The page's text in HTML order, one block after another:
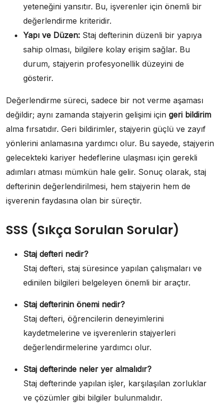
yeteneğini yansıtır. Bu, işverenler için önemli bir
değerlendirme kriteridir.
Yapı ve Düzen: Staj defterinin düzenli bir yapıya
sahip olması, bilgilere kolay erişim sağlar. Bu
durum, stajyerin profesyonellik düzeyini de
gösterir.
Değerlendirme süreci, sadece bir not verme aşaması
değildir; aynı zamanda stajyerin gelişimi için geri bildirim
alma fırsatıdır. Geri bildirimler, stajyerin güçlü ve zayıf
yönlerini anlamasına yardımcı olur. Bu sayede, stajyerin
gelecekteki kariyer hedeflerine ulaşması için gerekli
adımları atması mümkün hale gelir. Sonuç olarak, staj
defterinin değerlendirilmesi, hem stajyerin hem de
işverenin faydasına olan bir süreçtir.
SSS (Sıkça Sorulan Sorular)
Staj defteri nedir?
Staj defteri, staj süresince yapılan çalışmaları ve
edinilen bilgileri belgeleyen önemli bir araçtır.
Staj defterinin önemi nedir?
Staj defteri, öğrencilerin deneyimlerini
kaydetmelerine ve işverenlerin stajyerleri
değerlendirmelerine yardımcı olur.
Staj defterinde neler yer almalıdır?
Staj defterinde yapılan işler, karşılaşılan zorluklar
ve çözümler gibi bilgiler bulunmalıdır.